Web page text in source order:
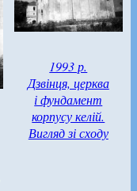
1993 р.
Дзвінця, церква
і фундамент
корпусу келій.
Вигляд зі сходу